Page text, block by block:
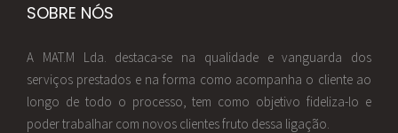
SOBRE NÓS
A MAT.M Lda. destaca-se na qualidade e vanguarda dos
serviços prestados e na forma como acompanha o cliente ao
longo de todo o processo, tem como objetivo fideliza-lo e
poder trabalhar com novos clientes fruto dessa ligação.